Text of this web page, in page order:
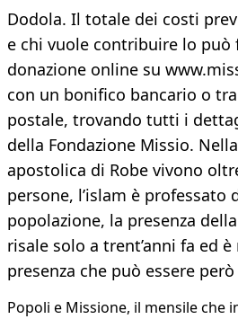
Dodola. Il totale dei costi
e chi vuole contribuire lo può
donazione online su
con un bonifico bancario o
postale, trovando tutti i
della Fondazione Missio.
apostolica di Robe vivono
persone, l’islam è professato
popolazione, la presenza
risale solo a trent’anni fa ed
presenza che può essere
Popoli e Missione, il mensile che